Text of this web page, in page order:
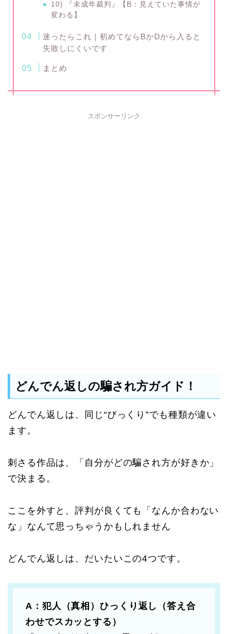
10) 『未成年裁判』【B：見えていた事情が
変わる】
迷ったらこれ｜初めてならBかDから入ると
失敗しにくいです
まとめ
スポンサーリンク
どんでん返しの騙され方ガイド！
どんでん返しは、同じ“びっくり”でも種類が違い
ます。
刺さる作品は、「自分がどの騙され方が好きか」
で決まる。
ここを外すと、評判が良くても「なんか合わない
な」なんて思っちゃうかもしれません
どんでん返しは、だいたいこの4つです。
A：犯人（真相）ひっくり返し（答え合
わせでスカッとする）